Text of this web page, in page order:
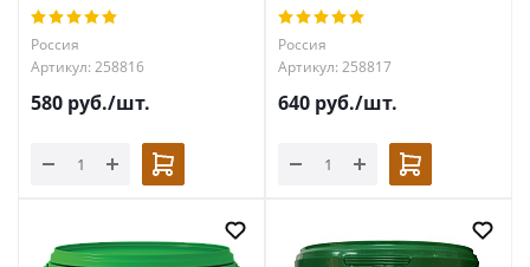
Россия
Артикул: 258816
580 руб./шт.
Россия
Артикул: 258817
640 руб./шт.